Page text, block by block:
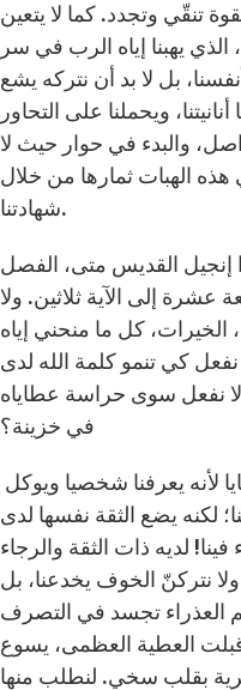
تنقّي وتجدد. كما لا يتعين
يهبنا إياه الرب في سر
بل لا بد أن نتركه يشع
ويحملنا على التحاور
والبدء في حوار حيث لا
الهبات ثمارها من خلال
شهادتنا.
إنجيل القديس متى، الفصل
عشرة إلى الآية ثلاثين. ولا
كل ما منحني إياه
نفعل كي تنمو كلمة الله لدى
نفعل سوى حراسة عطاياه
في خزينة؟
لكنه يضع الثقة نفسها لدى
فينا! لديه ذات الثقة والرجاء
نتركنّ الخوف يخدعنا، بل
العذراء تجسد في التصرف
العطية العظمى، يسوع
بقلب سخي. لنطلب منها